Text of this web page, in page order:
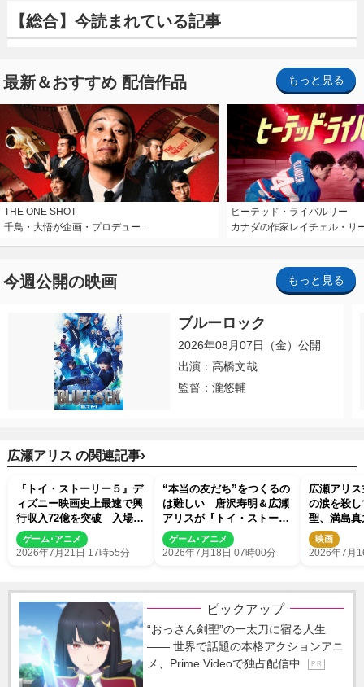
【総合】今読まれている記事
最新＆おすすめ 配信作品 もっと見る
THE ONE SHOT
千鳥・大悟が企画・プロデュー…
ヒーテッド・ライバルリー
カナダの作家レイチェル・リ
今週公開の映画 もっと見る
ブルーロック
2026年08月07日（金）公開
出演：高橋文哉
監督：瀧悠輔
広瀬アリス の関連記事›
『トイ・ストーリー５』デ
ィズニー映画史上最速で興
行収入72億を突破 入場特
典第2弾も発表に
ゲーム･アニメ
2026年7月21日 17時55分
“本当の友だち”をつくるの
は難しい 唐沢寿明＆広瀬
アリスが『トイ・ストーリ
ー５』を語る
ゲーム･アニメ
2026年7月18日 07時00分
広瀬アリ
の涙を殺
聖、満島
ら出演！
映画
2026年7月
ピックアップ
“おっさん剣聖”の一太刀に宿る人生
―― 世界で話題の本格アクションアニ
メ、Prime Videoで独占配信中
P R